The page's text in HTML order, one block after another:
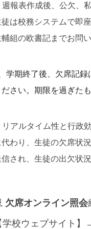
週報表作成後、公欠、
徒は校務システムで即
輔組の欧書記までお問
学期終了後、欠席記
ださい。期限を過ぎた
リアルタイム性と行政
代わり、生徒の欠席状
信され、生徒の出欠状
欠席オンライン照会
学校ウェブサイト